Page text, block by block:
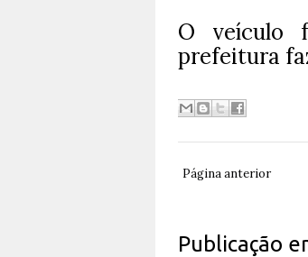
O veículo
prefeitura
Página anterior
Publicação